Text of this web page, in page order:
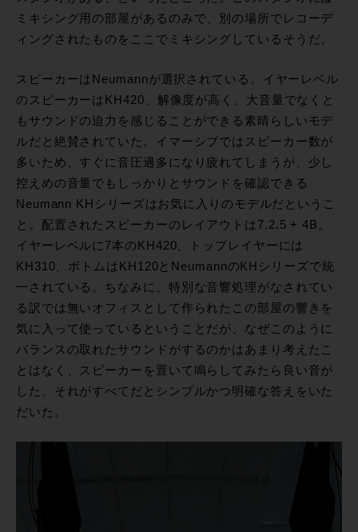
ミキシング用の部屋があるのみで、別の場所でレコーデ
ィングされたものをここでミキシングしているそうだ。
スピーカーはNeumannが選択されている。イヤーレベル
のスピーカーはKH420、解像度が高く、大音量でなくと
もサウンドの迫力を感じることができる素晴らしいモデ
ルだと絶賛されていた。イマーシブではスピーカー数が
多いため、すぐに音圧過多になり疲れてしまうが、少し
控えめの音量でもしっかりとサウンドを確認できる
Neumann KHシリーズはお気に入りのモデルだというこ
と。配置されたスピーカーのレイアウトは7.2.5 + 4B。
イヤーレベルに7本のKH420、トップレイヤーには
KH310、ボトムはKH120とNeumannのKHシリーズで統
一されている。ちなみに、特別な音響処理がなされてい
る訳では無いオフィスとして作られたこの部屋の響きを
気に入って使っているということだが、なぜこのように
バランスの取れたサウンドがするのかはあまり考えたこ
とはなく、スピーカーを置いて鳴らしてみたら良い音が
した、それがすべてだとシンプルかつ明確な答えをいた
だいた。